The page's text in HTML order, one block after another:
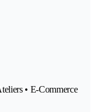
• E-Commerce